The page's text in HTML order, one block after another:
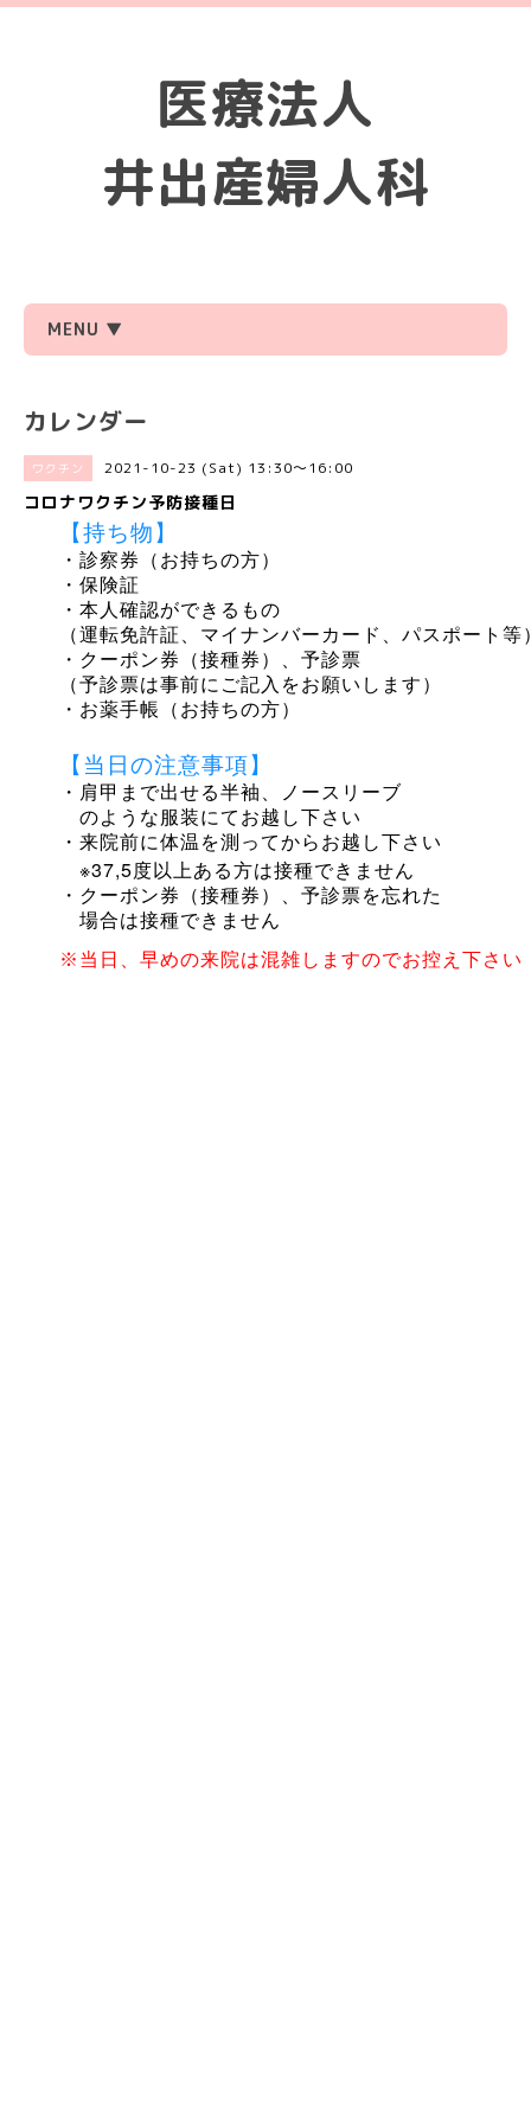
医療法人
井出産婦人科
MENU ▼
カレンダー
ワクチン 2021-10-23 (Sat) 13:30～16:00
コロナワクチン予防接種日
【持ち物】
・診察券（お持ちの方）
・保険証
・本人確認ができるもの
（運転免許証、マイナンバーカード、パスポート等
・クーポン券（接種券）、予診票
（予診票は事前にご記入をお願いします）
・お薬手帳（お持ちの方）
【当日の注意事項】
・肩甲まで出せる半袖、ノースリーブ
のような服装にてお越し下さい
・来院前に体温を測ってからお越し下さい
※37,5度以上ある方は接種できません
・クーポン券（接種券）、予診票を忘れた
場合は接種できません
※当日、早めの来院は混雑しますのでお控え下さい